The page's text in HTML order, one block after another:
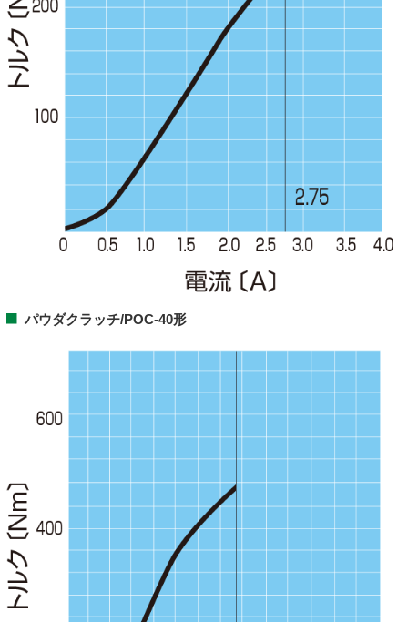
パウダクラッチ/POC-40形